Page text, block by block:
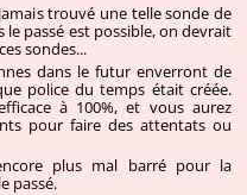
trouvé une telle sonde de
le passé est possible, on devrait
sondes...
dans le futur enverront de
police du temps était créée.
à 100%, et vous aurez
pour faire des attentats ou
plus mal barré pour la
passé.